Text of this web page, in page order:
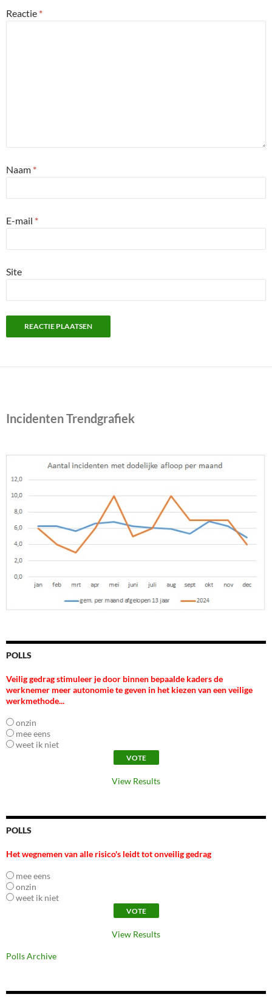
Reactie *
Naam *
E-mail *
Site
Incidenten Trendgrafiek
POLLS
Veilig gedrag stimuleer je door binnen bepaalde kaders de
werknemer meer autonomie te geven in het kiezen van een veilige
werkmethode...
onzin
mee eens
weet ik niet
View Results
POLLS
Het wegnemen van alle risico's leidt tot onveilig gedrag
mee eens
onzin
weet ik niet
View Results
Polls Archive